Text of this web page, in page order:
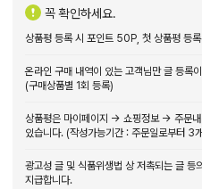
꼭 확인하세요.
상품평 등록 시 포인트 50P, 첫 상품평 등
온라인 구매 내역이 있는 고객님만 글 등록
(구매상품별 1회 등록)
상품평은 마이페이지 → 쇼핑정보 → 주문
있습니다. (작성가능기간 : 주문일로부터 3
광고성 글 및 식품위생법 상 저촉되는 글 등
지급합니다.